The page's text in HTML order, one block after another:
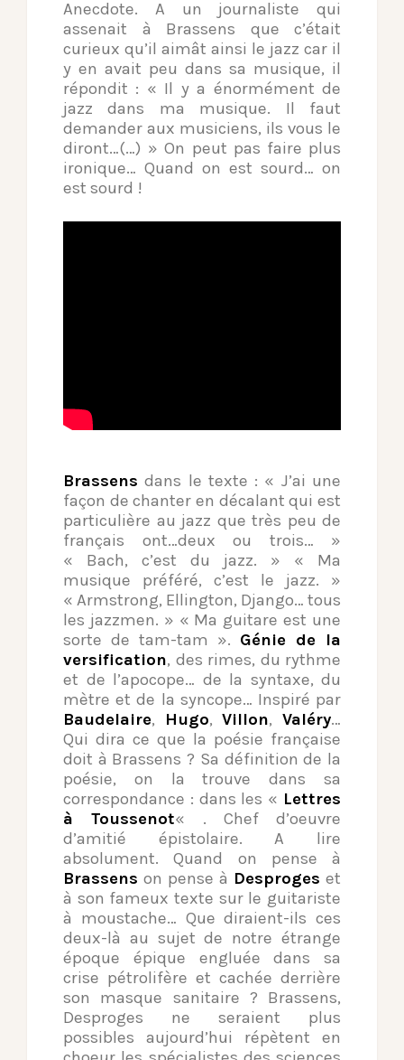
Anecdote. A un journaliste qui
assenait à Brassens que c’était
curieux qu’il aimât ainsi le jazz car il
y en avait peu dans sa musique, il
répondit : « Il y a énormément de
jazz dans ma musique. Il faut
demander aux musiciens, ils vous le
diront…(…) » On peut pas faire plus
ironique… Quand on est sourd… on
est sourd !
Brassens dans le texte : « J’ai une
façon de chanter en décalant qui est
particulière au jazz que très peu de
français ont…deux ou trois… »
« Bach, c’est du jazz. » « Ma
musique préféré, c’est le jazz. »
« Armstrong, Ellington, Django… tous
les jazzmen. » « Ma guitare est une
sorte de tam-tam ». Génie de la
versification, des rimes, du rythme
et de l’apocope… de la syntaxe, du
mètre et de la syncope… Inspiré par
Baudelaire, Hugo,Villon,Valéry…
Qui dira ce que la poésie française
doit à Brassens ? Sa définition de la
poésie, on la trouve dans sa
correspondance : dans les « Lettres
à Toussenot« . Chef d’oeuvre
d’amitié épistolaire. A lire
absolument. Quand on pense à
Brassens on pense à Desproges et
à son fameux texte sur le guitariste
à moustache… Que diraient-ils ces
deux-là au sujet de notre étrange
époque épique engluée dans sa
crise pétrolifère et cachée derrière
son masque sanitaire ? Brassens,
Desproges ne seraient plus
possibles aujourd’hui répètent en